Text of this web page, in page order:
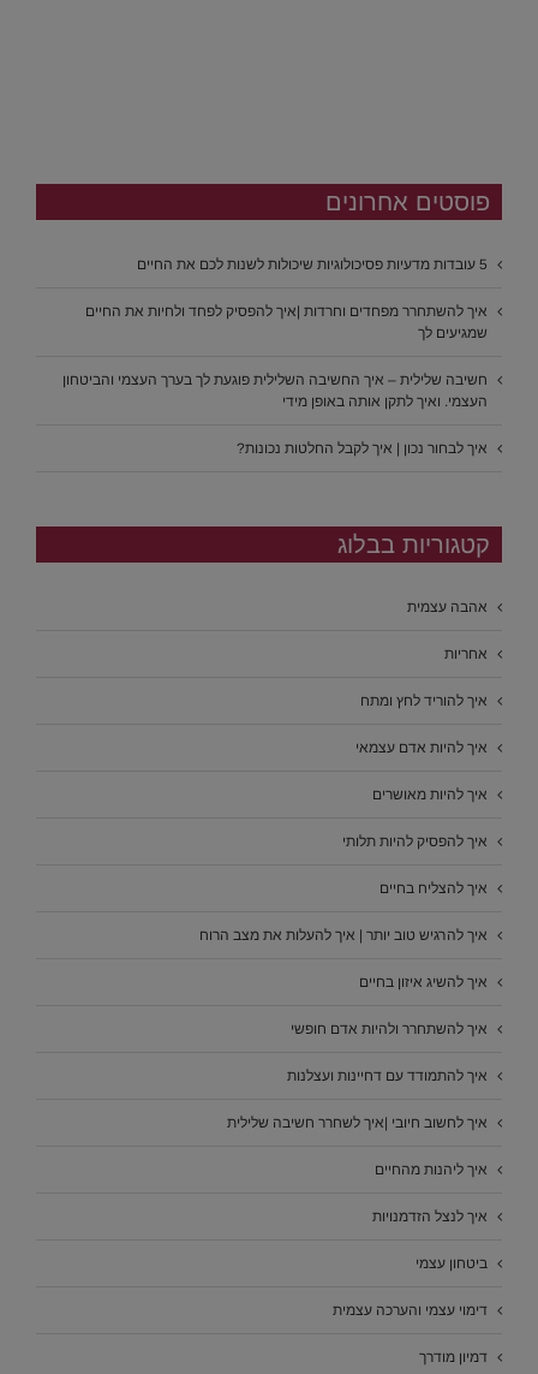
פוסטים אחרונים
5 עובדות מדעיות פסיכולוגיות שיכולות לשנות לכם את החיים
איך להשתחרר מפחדים וחרדות |איך להפסיק לפחד ולחיות את החיים
שמגיעים לך
חשיבה שלילית – איך החשיבה השלילית פוגעת לך בערך העצמי והביטחון
העצמי. ואיך לתקן אותה באופן מידי
איך לבחור נכון | איך לקבל החלטות נכונות?
קטגוריות בבלוג
אהבה עצמית
אחריות
איך להוריד לחץ ומתח
איך להיות אדם עצמאי
איך להיות מאושרים
איך להפסיק להיות תלותי
איך להצליח בחיים
איך להרגיש טוב יותר | איך להעלות את מצב הרוח
איך להשיג איזון בחיים
איך להשתחרר ולהיות אדם חופשי
איך להתמודד עם דחיינות ועצלנות
איך לחשוב חיובי |איך לשחרר חשיבה שלילית
איך ליהנות מהחיים
איך לנצל הזדמנויות
ביטחון עצמי
דימוי עצמי והערכה עצמית
דמיון מודרך